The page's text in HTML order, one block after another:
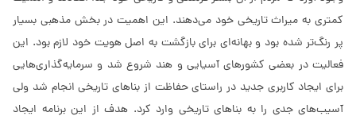
کمتری به میراث تاریخی خود می‌دهند. این اهمیت در بخش مذهبی بسیار
پر رنگ‌تر شده بود و بهانه‌ای برای بازگشت به اصل هویت خود لازم بود. این
فعالیت در بعضی کشورهای آسیایی و هند شروع شد و سرمایه‌گذاری‌هایی
برای ایجاد کاربری جدید در راستای حفاظت از بناهای تاریخی انجام شد ولی
آسیب‌های جدی را به بناهای تاریخی وارد کرد. هدف از این برنامه ایجاد